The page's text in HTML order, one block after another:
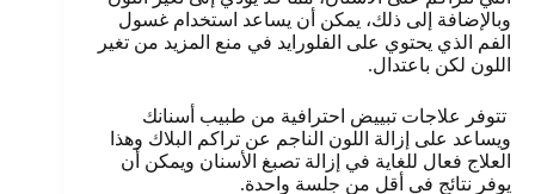
وبالإضافة إلى ذلك، يمكن أن يساعد استخدام غسول
الفم الذي يحتوي على الفلورايد في منع المزيد من تغير
اللون لكن باعتدال.
تتوفر علاجات تبييض احترافية من طبيب أسنانك
ويساعد على إزالة اللون الناجم عن تراكم البلاك وهذا
العلاج فعال للغاية في إزالة تصبغ الأسنان ويمكن أن
يوفر نتائج في أقل من جلسة واحدة.